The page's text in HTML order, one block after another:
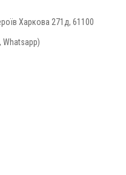
Харкова 271д, 61100
Whatsapp)